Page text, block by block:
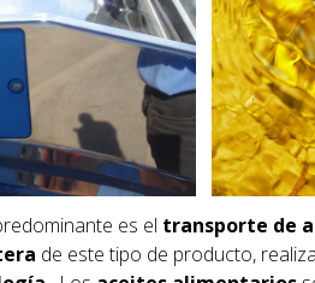
es el transporte de
de este tipo de producto,